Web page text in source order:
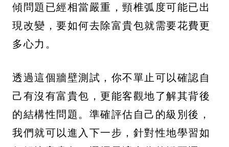
傾問題已經相當嚴重，頸椎弧度可能已出
現改變，要如何去除富貴包就需要花費更
多心力。
透過這個牆壁測試，你不單止可以確認自
己有沒有富貴包，更能客觀地了解其背後
的結構性問題。準確評估自己的級別後，
我們就可以進入下一步，針對性地學習如